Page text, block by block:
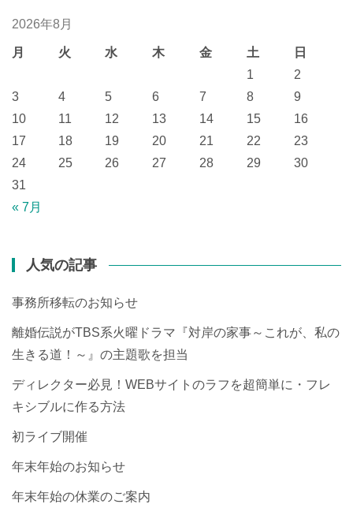
2026年8月
月 火 水 木 金 土 日
« 7月
1
2
3
4 5 6 7 8
9
10
11 12 13 14 15
16
17
18 19 20 21 22
23
24
25 26 27 28 29
30
31
人気の記事
事務所移転のお知らせ
離婚伝説がTBS系火曜ドラマ『対岸の家事～これが、私の
生きる道！～』の主題歌を担当
ディレクター必見！WEBサイトのラフを超簡単に・フレ
キシブルに作る方法
初ライブ開催
年末年始のお知らせ
年末年始の休業のご案内